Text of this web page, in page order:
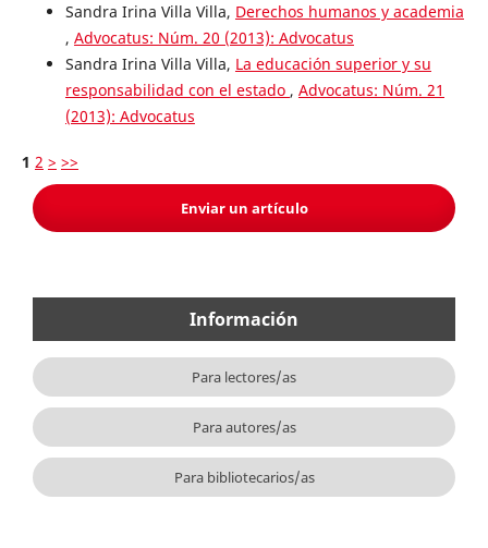
Sandra Irina Villa Villa, Derechos humanos y academia
, Advocatus: Núm. 20 (2013): Advocatus
Sandra Irina Villa Villa, La educación superior y su
responsabilidad con el estado , Advocatus: Núm. 21
(2013): Advocatus
1 2 > >>
Enviar un artículo
Información
Para lectores/as
Para autores/as
Para bibliotecarios/as